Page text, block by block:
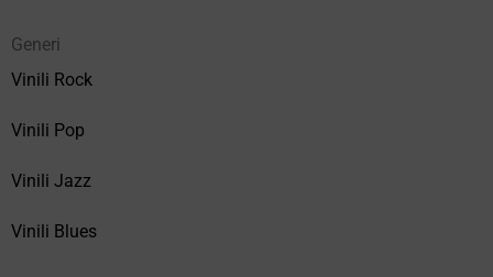
Generi
Vinili Rock
Vinili Pop
Vinili Jazz
Vinili Blues